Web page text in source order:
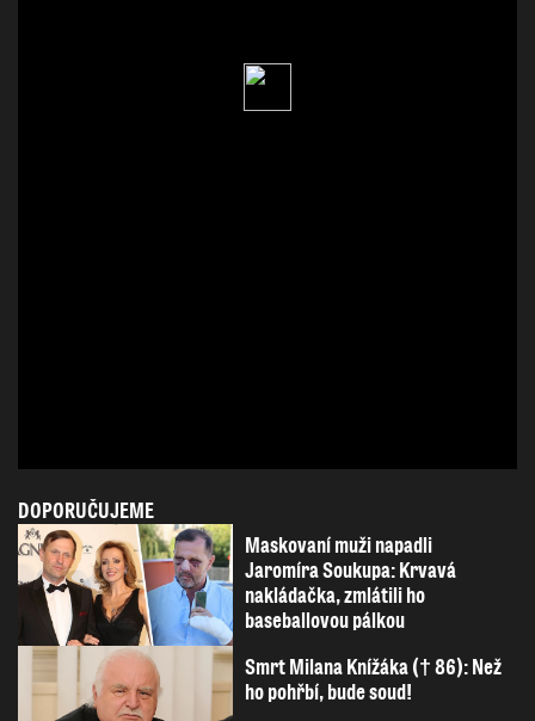
DOPORUČUJEME
Maskovaní muži napadli
Jaromíra Soukupa: Krvavá
nakládačka, zmlátili ho
baseballovou pálkou
Smrt Milana Knížáka († 86): Než
ho pohřbí, bude soud!